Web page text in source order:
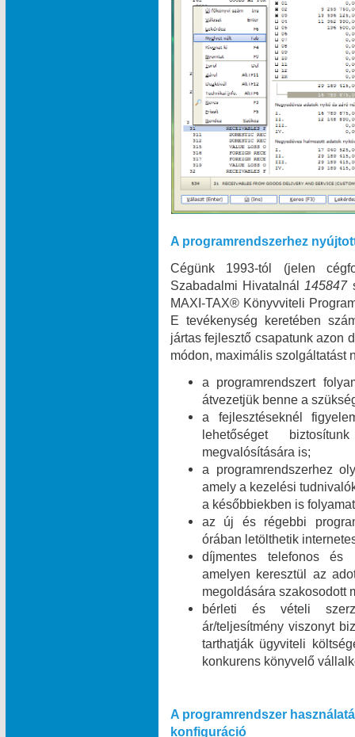
A programrendszerhez
Cégünk 1993-tól (jelen
Szabadalmi Hivatalnál 145847
MAXI‑TAX® Könyvviteli
E tevékenység keretében
jártas fejlesztő csapatunk azon
módon, maximális szolgáltatást
a programrendszert
átvezetjük benne a
a fejlesztéseknél
lehetőséget
megvalósítására is;
a programrendszerhez
amely a kezelési
a későbbiekben is
az új és régebbi
órában letölthetik
díjmentes telefonos és
amelyen keresztül az
megoldására szakosodott
bérleti és vételi
ár/teljesítmény viszonyt
tarthatják ügyviteli
konkurens könyvelő
A programrendszer
konfiguráció